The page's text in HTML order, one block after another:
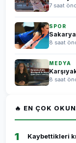
7 saat
SPOR
8 saat
MEDYA
8 saat
🔥 EN ÇOK
1 Kaybettikleri